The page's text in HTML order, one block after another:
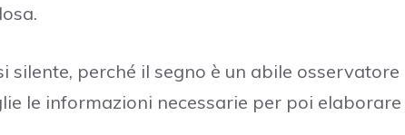
silente, perché il segno è un abile osservatore
le informazioni necessarie per poi elaborare